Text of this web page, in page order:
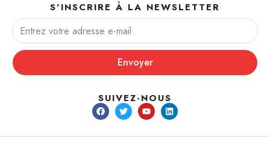
S'INSCRIRE À LA NEWSLETTER
Envoyer
SUIVEZ-NOUS